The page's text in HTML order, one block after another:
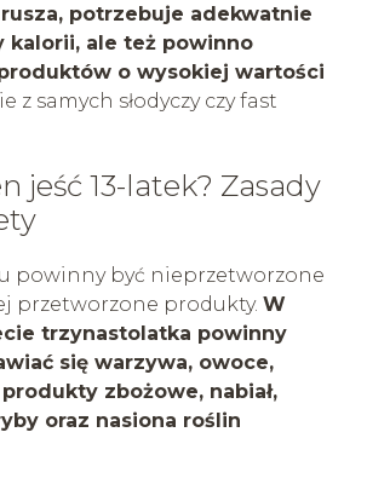
potrzebuje adekwatnie
kalorii, ale też powinno
o wysokiej wartości
z samych słodyczy czy fast
jeść 13-latek? Zasady
powinny być nieprzetworzone
przetworzone produkty. W
trzynastolatka powinny
się warzywa, owoce,
zbożowe, nabiał,
oraz nasiona roślin